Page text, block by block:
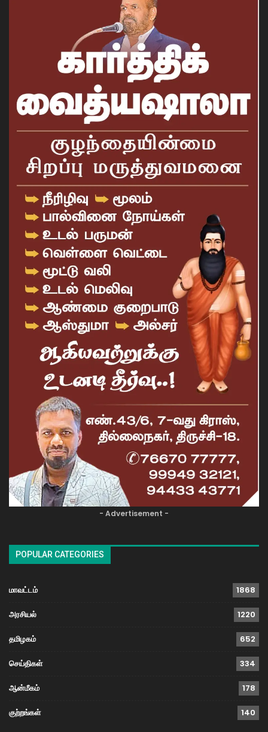
- Advertisement -
POPULAR CATEGORIES
மாவட்டம் 1868
அரசியல் 1220
தமிழகம் 652
செய்திகள் 334
ஆன்மீகம் 178
குற்றங்கள் 140